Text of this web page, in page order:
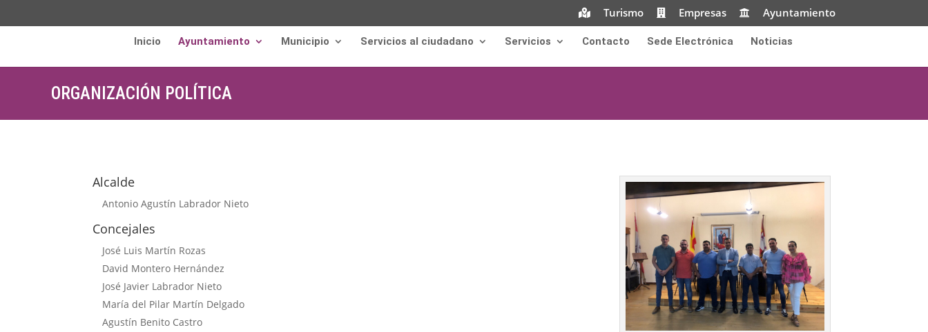
Turismo Empresas Ayuntamiento
Inicio Ayuntamiento Municipio Servicios al ciudadano Servicios Contacto Sede Electrónica Noticias
ORGANIZACIÓN POLÍTICA
Alcalde
Antonio Agustín Labrador Nieto
Concejales
José Luis Martín Rozas
David Montero Hernández
José Javier Labrador Nieto
María del Pilar Martín Delgado
Agustín Benito Castro